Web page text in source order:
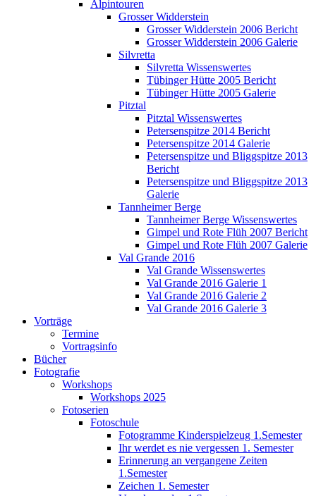
Alpintouren
Grosser Widderstein
Grosser Widderstein 2006 Bericht
Grosser Widderstein 2006 Galerie
Silvretta
Silvretta Wissenswertes
Tübinger Hütte 2005 Bericht
Tübinger Hütte 2005 Galerie
Pitztal
Pitztal Wissenswertes
Petersenspitze 2014 Bericht
Petersenspitze 2014 Galerie
Petersenspitze und Bliggspitze 2013
Bericht
Petersenspitze und Bliggspitze 2013
Galerie
Tannheimer Berge
Tannheimer Berge Wissenswertes
Gimpel und Rote Flüh 2007 Bericht
Gimpel und Rote Flüh 2007 Galerie
Val Grande 2016
Val Grande Wissenswertes
Val Grande 2016 Galerie 1
Val Grande 2016 Galerie 2
Val Grande 2016 Galerie 3
Vorträge
Termine
Vortragsinfo
Bücher
Fotografie
Workshops
Workshops 2025
Fotoserien
Fotoschule
Fotogramme Kinderspielzeug 1.Semester
Ihr werdet es nie vergessen 1. Semester
Erinnerung an vergangene Zeiten
1.Semester
Zeichen 1. Semester